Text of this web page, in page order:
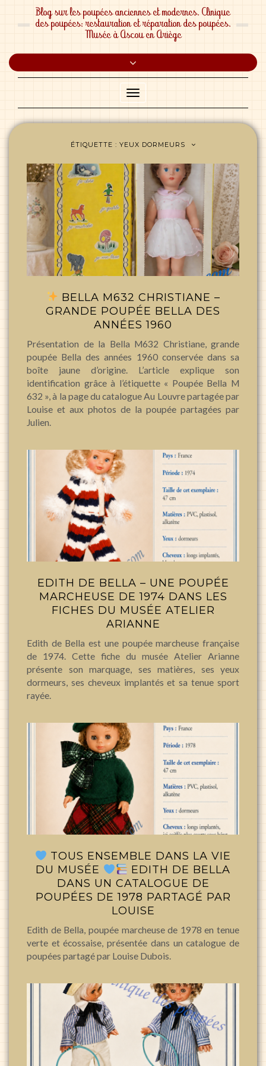
header
Blog sur les poupées anciennes et modernes. Clinique
des poupées: restauration et réparation des poupées.
Musée à Ascou en Ariège
Toggle
Navigation
ÉTIQUETTE : YEUX DORMEURS
BELLA M632 CHRISTIANE –
GRANDE POUPÉE BELLA DES
ANNÉES 1960
Présentation de la Bella M632 Christiane, grande
poupée Bella des années 1960 conservée dans sa
boîte jaune d’origine. L’article explique son
identification grâce à l’étiquette « Poupée Bella M
632 », à la page du catalogue Au Louvre partagée par
Louise et aux photos de la poupée partagées par
Julien.
EDITH DE BELLA – UNE POUPÉE
MARCHEUSE DE 1974 DANS LES
FICHES DU MUSÉE ATELIER
ARIANNE
Edith de Bella est une poupée marcheuse française
de 1974. Cette fiche du musée Atelier Arianne
présente son marquage, ses matières, ses yeux
dormeurs, ses cheveux implantés et sa tenue sport
rayée.
TOUS ENSEMBLE DANS LA VIE
DU MUSÉE
EDITH DE BELLA
DANS UN CATALOGUE DE
POUPÉES DE 1978 PARTAGÉ PAR
LOUISE
Edith de Bella, poupée marcheuse de 1978 en tenue
verte et écossaise, présentée dans un catalogue de
poupées partagé par Louise Dubois.